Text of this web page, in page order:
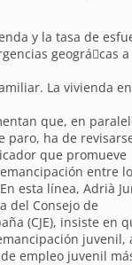
y la tasa de
geográ􀁽cas
La vivienda
que, en
paro, ha de
que promueve
entre
esta línea, Adrià
del Consejo de
(CJE), insiste en
juvenil,
empleo juvenil